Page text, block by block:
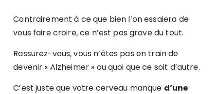
Contrairement à ce que bien l’on essaiera de
vous faire croire, ce n’est pas grave du tout.
Rassurez-vous, vous n’êtes pas en train de
devenir « Alzheimer » ou quoi que ce soit d’autre.
C’est juste que votre cerveau manque d’une